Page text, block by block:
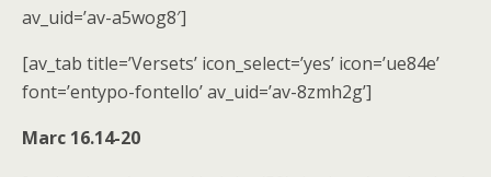
av_uid=’av-a5wog8′]
[av_tab title=’Versets’ icon_select=’yes’ icon=’ue84e’
font=’entypo-fontello’ av_uid=’av-8zmh2g’]
Marc 16.14-20